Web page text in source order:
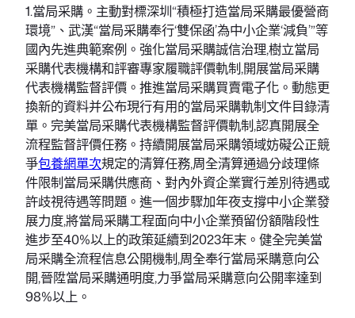
1.當局采購。主動對標深圳“積極打造當局采購最優營商
環境”、武漢“當局采購奉行‘雙保函’為中小企業‘減負’”等
國內先進典範案例。強化當局采購誠信治理,樹立當局
采購代表機構和評審專家履職評價軌制,開展當局采購
代表機構監督評價。推進當局采購買賣電子化。動態更
換新的資料并公布現行有用的當局采購軌制文件目錄清
單。完美當局采購代表機構監督評價軌制,認真開展全
流程監督評價任務。持續開展當局采購領域妨礙公正競
爭包養網單次規定的清算任務,周全清算通過分歧理條
件限制當局采購供應商、對內外資企業實行差別待遇或
許歧視待遇等問題。進一個步驟加年夜支撐中小企業發
展力度,將當局采購工程面向中小企業預留份額階段性
進步至40%以上的政策延續到2023年末。健全完美當
局采購全流程信息公開機制,周全奉行當局采購意向公
開,晉陞當局采購通明度,力爭當局采購意向公開率達到
98%以上。